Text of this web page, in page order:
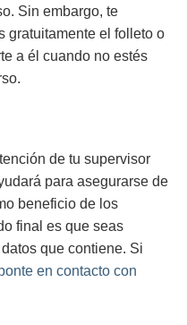
Sin embargo, te
gratuitamente el folleto o
a él cuando no estés
de tu supervisor
para asegurarse de
beneficio de los
final es que seas
que contiene. Si
en contacto con